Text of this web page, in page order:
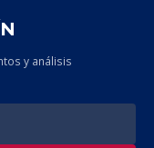
y análisis